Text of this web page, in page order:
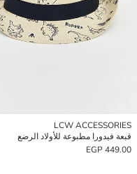
LCW ACCESSORIES
قبعة فيدورا مطبوعة للأولاد الرضع
449.00 EGP